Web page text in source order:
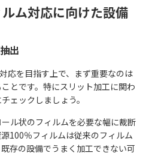
ム対応に向けた設備
出
応を目指す上で、まず重要なのは
とです。特にスリット加工に関わ
ェックしましょう。
ル状のフィルムを必要な幅に裁断
100％フィルムは従来のフィルム
存の設備でうまく加工できない可